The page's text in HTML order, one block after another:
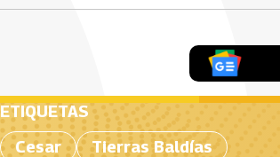
ETIQUETAS
Cesar
Tierras Baldías